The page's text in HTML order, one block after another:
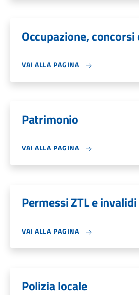
Occupazione, concorsi
VAI ALLA PAGINA
Patrimonio
VAI ALLA PAGINA
Permessi ZTL e invalidi
VAI ALLA PAGINA
Polizia locale